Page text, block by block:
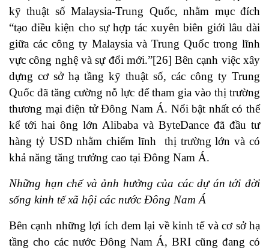
kỹ thuật số Malaysia-Trung Quốc, nhằm mục đích
“tạo điều kiện cho sự hợp tác xuyên biên giới lâu dài
giữa các công ty Malaysia và Trung Quốc trong lĩnh
vực công nghệ và sự đổi mới.”[26] Bên cạnh việc xây
dựng cơ sở hạ tầng kỹ thuật số, các công ty Trung
Quốc đã tăng cường nỗ lực để tham gia vào thị trường
thương mại điện tử Đông Nam Á. Nổi bật nhất có thể
kể tới hai ông lớn Alibaba và ByteDance đã đầu tư
hàng tỷ USD nhằm chiếm lĩnh thị trường lớn và có
khả năng tăng trưởng cao tại Đông Nam Á.
Những hạn chế và ảnh hưởng của các dự án tới đời
sống kinh tế xã hội các nước Đông Nam Á
Bên cạnh những lợi ích đem lại về kinh tế và cơ sở hạ
tầng cho các nước Đông Nam Á, BRI cũng đang có